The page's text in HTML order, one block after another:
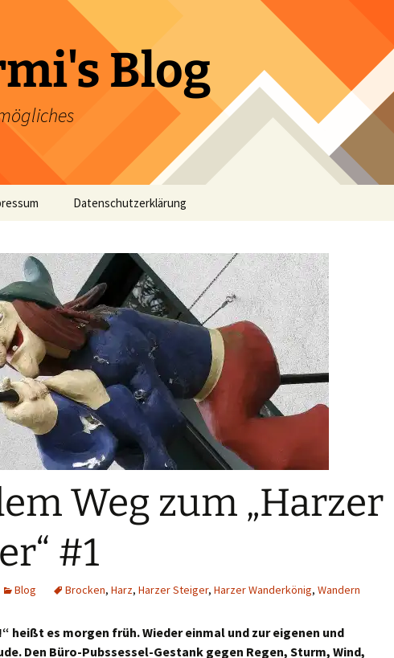
Blog
Datenschutzerklärung
Weg zum „Harzer
#1
Blog Brocken, Harz, Harzer Steiger, Harzer Wanderkönig, Wandern
heißt es morgen früh. Wieder einmal und zur eigenen und
Den Büro-Pubssessel-Gestank gegen Regen, Sturm, Wind,